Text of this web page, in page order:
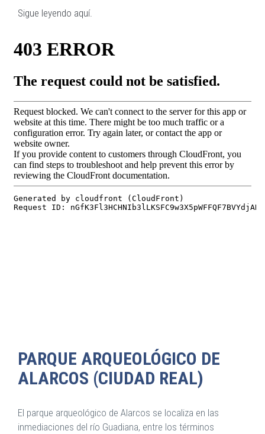
Sigue leyendo aquí.
PARQUE ARQUEOLÓGICO DE
ALARCOS (CIUDAD REAL)
El parque arqueológico de Alarcos se localiza en las
inmediaciones del río Guadiana, entre los términos